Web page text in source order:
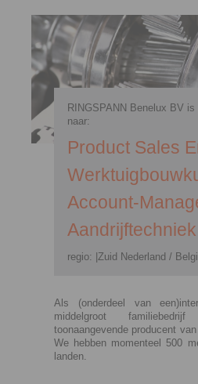
RINGSPANN Benelux BV
naar:
Product Sales
Account-
Aandrijftechniek
regio: |Zuid Nederland /
Als (onderdeel van
middelgroot
toonaangevende producent
We hebben momenteel 500
landen.